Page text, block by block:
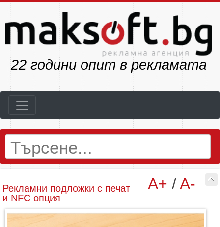
26 години опит в рекламата
A+ /A-
Рекламни подложки с печат
и NFC опция